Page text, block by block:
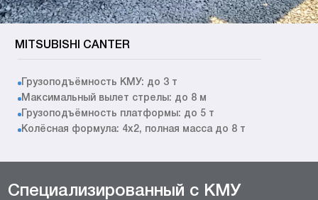
MITSUBISHI CANTER
Грузоподъёмность КМУ: до 3 т
Максимальный вылет стрелы: до 8 м
Грузоподъёмность платформы: до 5 т
Колёсная формула: 4x2, полная масса до 8 т
Специализированный с КМУ